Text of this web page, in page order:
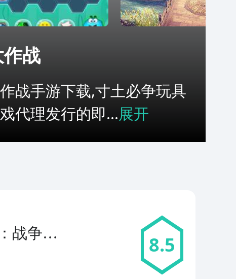
战
战手游下载,寸土必争玩具
代理发行的即...展开
战争箱
8.5